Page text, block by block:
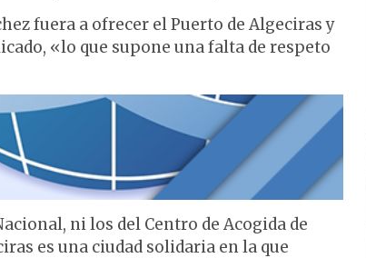
fuera a ofrecer el Puerto de Algeciras y
«lo que supone una falta de respeto
ni los del Centro de Acogida de
es una ciudad solidaria en la que